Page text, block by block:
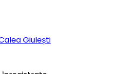
Giulești